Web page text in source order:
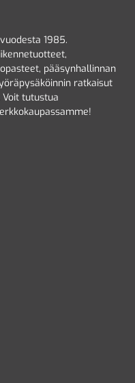
1985.
pääsynhallinnan
ratkaisut
tutustua